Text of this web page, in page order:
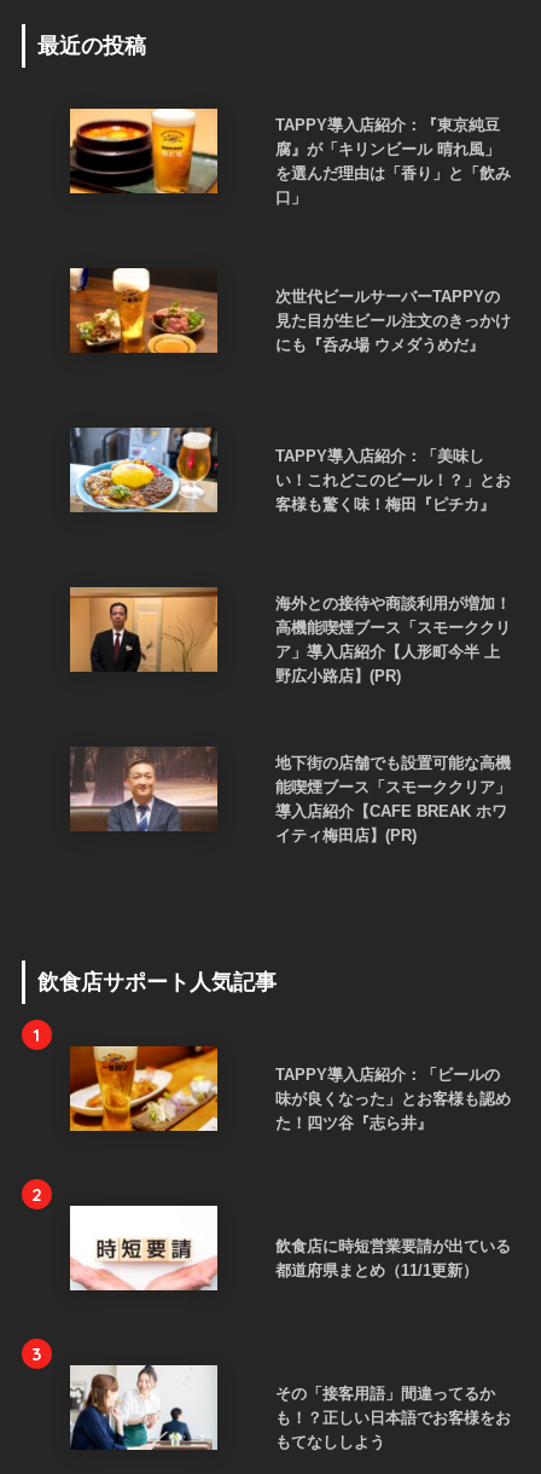
最近の投稿
TAPPY導入店紹介：『東京純豆
腐』が「キリンビール 晴れ風」
を選んだ理由は「香り」と「飲み
口」
次世代ビールサーバーTAPPYの
見た目が生ビール注文のきっかけ
にも『呑み場 ウメダうめだ』
TAPPY導入店紹介：「美味し
い！これどこのビール！？」とお
客様も驚く味！梅田『ピチカ』
海外との接待や商談利用が増加！
高機能喫煙ブース「スモーククリ
ア」導入店紹介【人形町今半 上
野広小路店】(PR)
地下街の店舗でも設置可能な高機
能喫煙ブース「スモーククリア」
導入店紹介【CAFE BREAK ホワ
イティ梅田店】(PR)
飲食店サポート人気記事
1
TAPPY導入店紹介：「ビールの
味が良くなった」とお客様も認め
た！四ツ谷『志ら井』
2
飲食店に時短営業要請が出ている
都道府県まとめ（11/1更新）
3
その「接客用語」間違ってるか
も！？正しい日本語でお客様をお
もてなししよう